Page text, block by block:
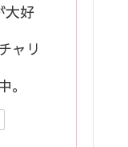
大好
ャリ